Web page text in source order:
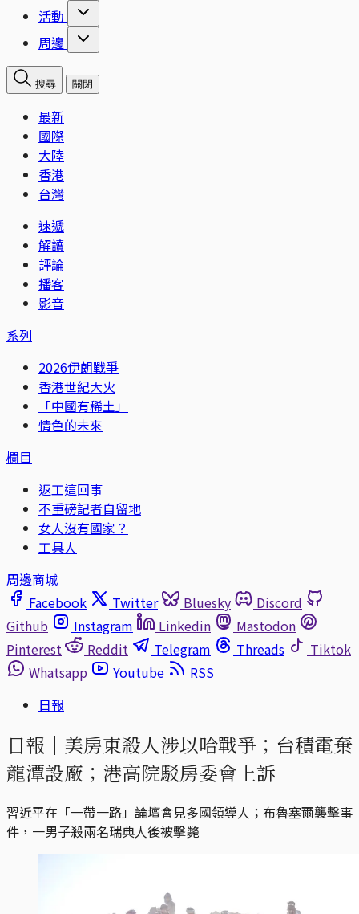
活動
周邊
搜尋 關閉
最新
國際
大陸
香港
台灣
速遞
解讀
評論
播客
影音
系列
2026伊朗戰爭
香港世紀大火
「中國有稀土」
情色的未來
欄目
返工這回事
不重磅記者自留地
女人沒有國家？
工具人
周邊商城
Facebook
Twitter Bluesky
Discord
Github
Instagram Linkedin
Mastodon
Pinterest
Reddit Telegram Threads
Tiktok
Whatsapp
Youtube
RSS
日報
日報｜美房東殺人涉以哈戰爭；台積電棄
龍潭設廠；港高院駁房委會上訴
習近平在「一帶一路」論壇會見多國領導人；布魯塞爾襲擊事
件，一男子殺兩名瑞典人後被擊斃